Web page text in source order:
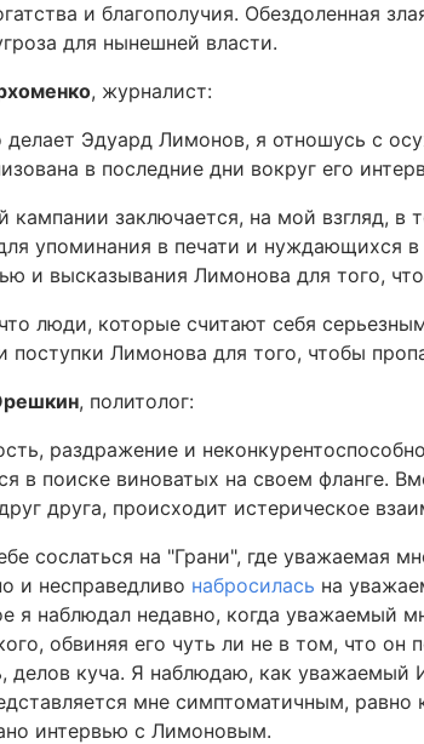
и благополучия. Обездоленная
для нынешней власти.
, журналист:
делает Эдуард Лимонов, я отношусь с
в последние дни вокруг его
кампании заключается, на мой взгляд,
упоминания в печати и нуждающихся в
и высказывания Лимонова для того,
люди, которые считают себя
поступки Лимонова для того, чтобы
, политолог:
раздражение и
в поиске виноватых на своем фланге.
друга, происходит истерическое
сослаться на "Грани", где уважаемая
и несправедливо набросилась на
я наблюдал недавно, когда уважаемый
обвиняя его чуть ли не в том, что он
делов куча. Я наблюдаю, как уважаемый
мне симптоматичным, равно
интервью с Лимоновым.